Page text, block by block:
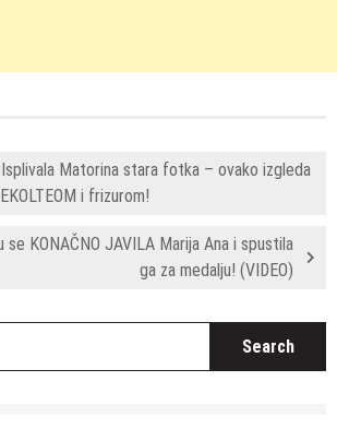
Isplivala Matorina stara fotka – ovako izgleda
i frizurom!
se KONAČNO JAVILA Marija Ana i spustila
ga za medalju! (VIDEO)